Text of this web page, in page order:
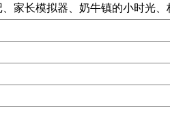
长模拟器、奶牛镇的小时光